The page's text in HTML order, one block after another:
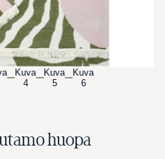
Kuva
4
Kuva
5
Kuva
6
huopa